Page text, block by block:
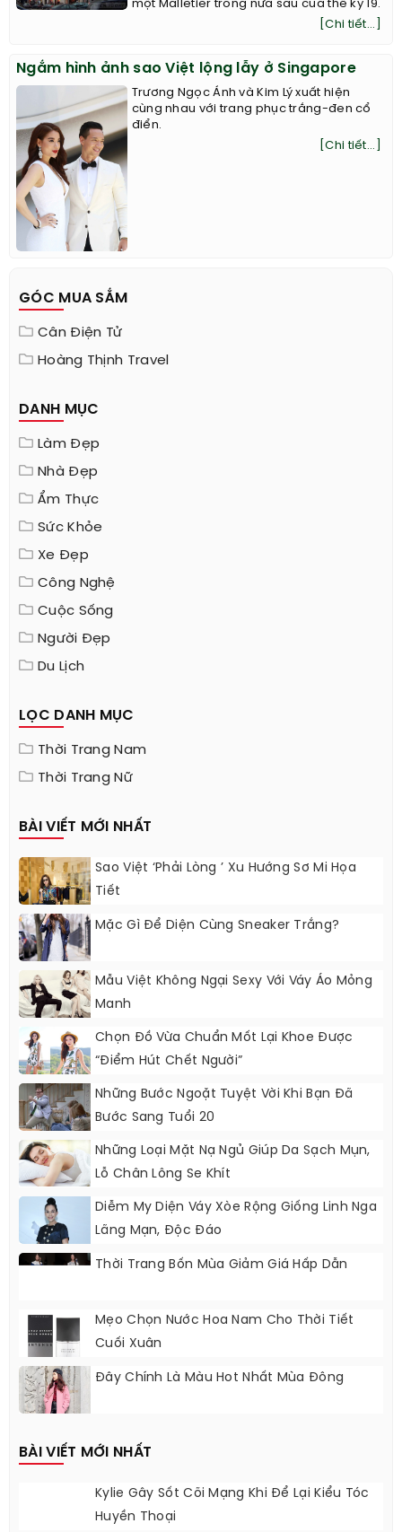
một Malletier trong nửa sau của thế kỷ 19.
[Chi tiết...]
Ngắm hình ảnh sao Việt lộng lẫy ở Singapore
Trương Ngọc Ánh và Kim Lý xuất hiện
cùng nhau với trang phục trắng-đen cổ
điển.
[Chi tiết...]
GÓC MUA SẮM
Cân Điện Tử
Hoàng Thịnh Travel
DANH MỤC
Làm Đẹp
Nhà Đẹp
Ẩm Thực
Sức Khỏe
Xe Đẹp
Công Nghệ
Cuộc Sống
Người Đẹp
Du Lịch
LỌC DANH MỤC
Thời Trang Nam
Thời Trang Nữ
BÀI VIẾT MỚI NHẤT
Sao Việt ‘phải Lòng ’ Xu Hướng Sơ Mi Họa
Tiết
Mặc Gì Để Diện Cùng Sneaker Trắng?
Mẫu Việt Không Ngại Sexy Với Váy Áo Mỏng
Manh
Chọn Đồ Vừa Chuẩn Mốt Lại Khoe Được
“điểm Hút Chết Người”
Những Bước Ngoặt Tuyệt Vời Khi Bạn Đã
Bước Sang Tuổi 20
Những Loại Mặt Nạ Ngủ Giúp Da Sạch Mụn,
Lỗ Chân Lông Se Khít
Diễm My Diện Váy Xòe Rộng Giống Linh Nga
Lãng Mạn, Độc Đáo
Thời Trang Bốn Mùa Giảm Giá Hấp Dẫn
Mẹo Chọn Nước Hoa Nam Cho Thời Tiết
Cuối Xuân
Đây Chính Là Màu Hot Nhất Mùa Đông
BÀI VIẾT MỚI NHẤT
Kylie Gây Sốt Cõi Mạng Khi Để Lại Kiểu Tóc
Huyền Thoại